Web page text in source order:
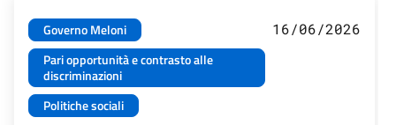
Governo Meloni
Pari opportunità e contrasto alle
discriminazioni
Politiche sociali
16/06/2026